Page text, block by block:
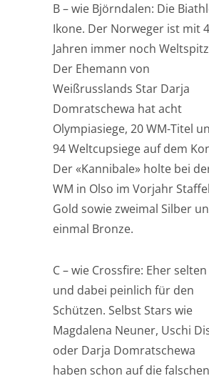
B – wie Björndalen: Die
Ikone. Der Norweger ist mit
Jahren immer noch
Der Ehemann von
Weißrusslands Star Darja
Domratschewa hat acht
Olympiasiege, 20 WM-Titel
94 Weltcupsiege auf dem
Der «Kannibale» holte bei
WM in Olso im Vorjahr
Gold sowie zweimal Silber
einmal Bronze.
C – wie Crossfire: Eher selten
und dabei peinlich für den
Schützen. Selbst Stars wie
Magdalena Neuner, Uschi
oder Darja Domratschewa
haben schon auf die falschen